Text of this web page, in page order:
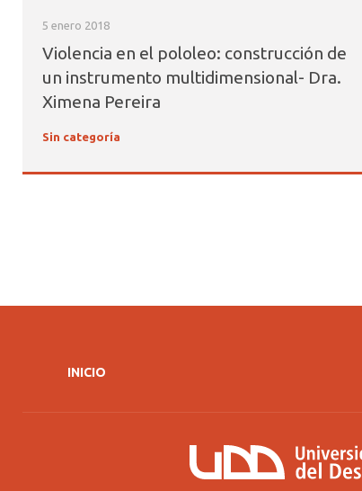
5 enero 2018
Violencia en el pololeo: construcción de
un instrumento multidimensional- Dra.
Ximena Pereira
Sin categoría
INICIO